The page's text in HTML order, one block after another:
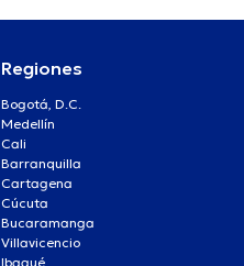
Regiones
Bogotá, D.C.
Medellín
Cali
Barranquilla
Cartagena
Cúcuta
Bucaramanga
Villavicencio
Ibagué